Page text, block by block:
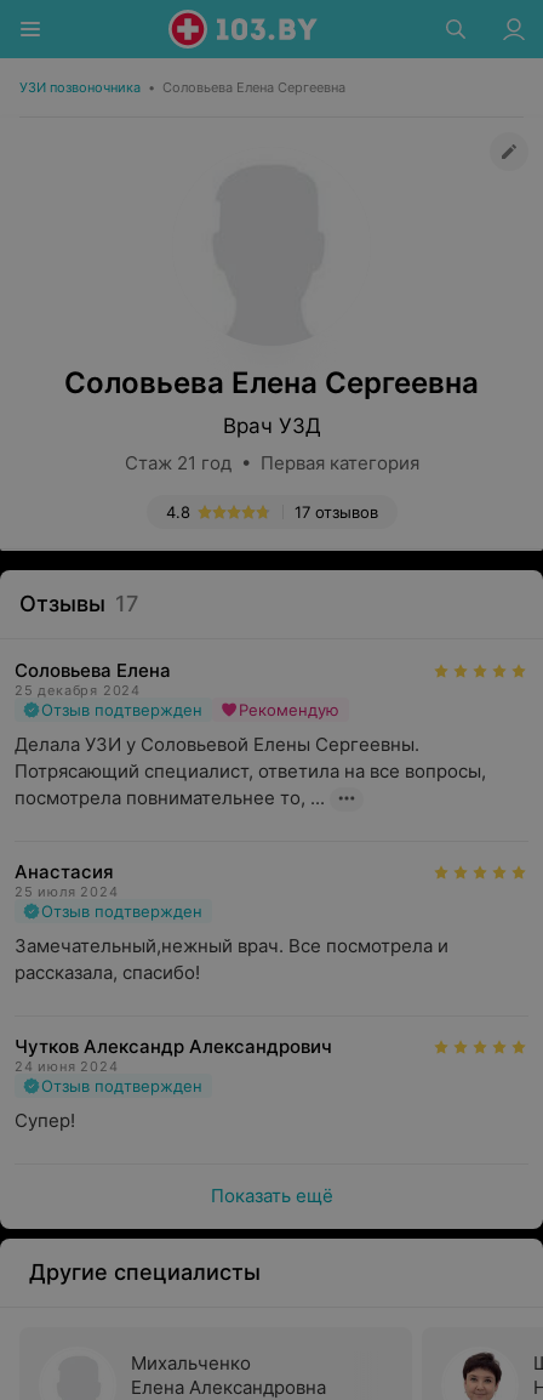
УЗИ позвоночника • Соловьева Елена Сергеевна
Соловьева Елена Сергеевна
Врач УЗД
Стаж 21 год • Первая категория
17 отзывов
4.8
Отзывы 17
Соловьева Елена
25 декабря 2024
Отзыв подтвержден Рекомендую
Делала УЗИ у Соловьевой Елены Сергеевны.
Потрясающий специалист, ответила на все вопросы,
посмотрела повнимательнее то, ...
Анастасия
25 июля 2024
Отзыв подтвержден
Замечательный,нежный врач. Все посмотрела и
рассказала, спасибо!
Чутков Александр Александрович
24 июня 2024
Отзыв подтвержден
Супер!
Показать ещё
Другие специалисты
Михальченко
Елена Александровна